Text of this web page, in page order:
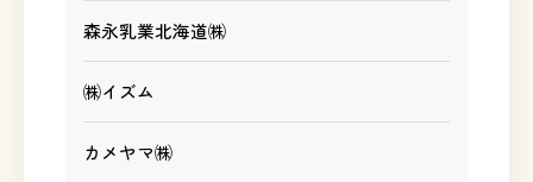
森永乳業北海道㈱
㈱イズム
カメヤマ㈱